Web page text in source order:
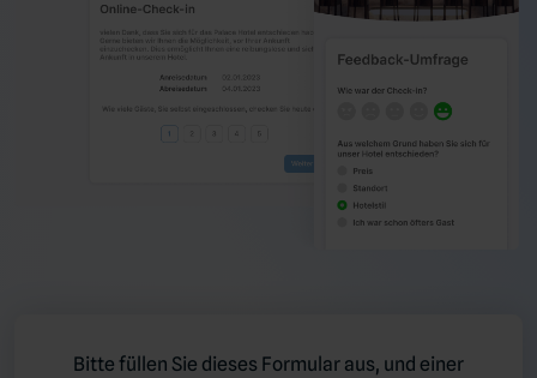
Bitte füllen Sie dieses Formular aus, und einer